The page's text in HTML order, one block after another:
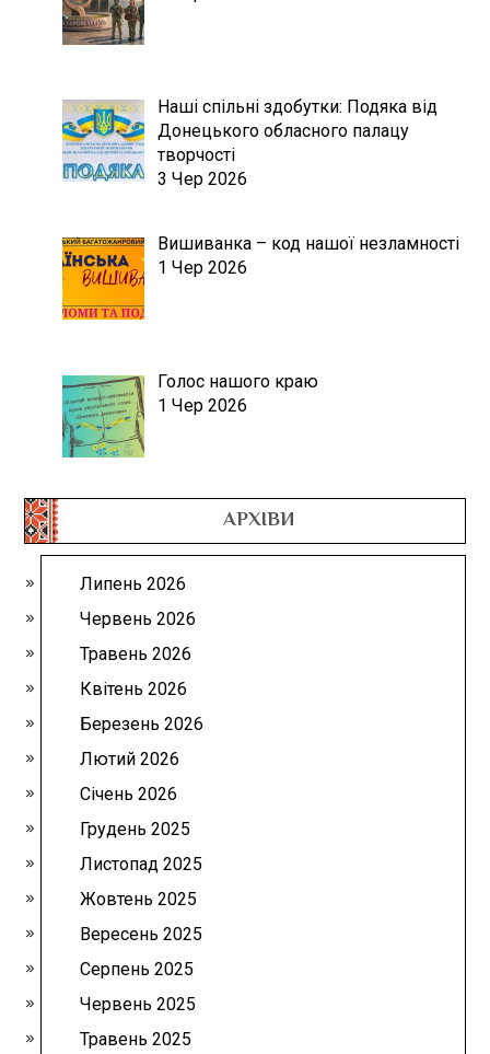
Наші спільні здобутки: Подяка від
Донецького обласного палацу
творчості
3 Чер 2026
Вишиванка – код нашої незламності
1 Чер 2026
Голос нашого краю
1 Чер 2026
АРХІВИ
Липень 2026
Червень 2026
Травень 2026
Квітень 2026
Березень 2026
Лютий 2026
Січень 2026
Грудень 2025
Листопад 2025
Жовтень 2025
Вересень 2025
Серпень 2025
Червень 2025
Травень 2025